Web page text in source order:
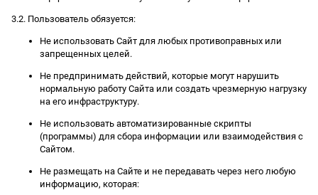
3.2. Пользователь обязуется:
Не использовать Сайт для любых противоправных или
запрещенных целей.
Не предпринимать действий, которые могут нарушить
нормальную работу Сайта или создать чрезмерную нагрузку
на его инфраструктуру.
Не использовать автоматизированные скрипты
(программы) для сбора информации или взаимодействия с
Сайтом.
Не размещать на Сайте и не передавать через него любую
информацию, которая: